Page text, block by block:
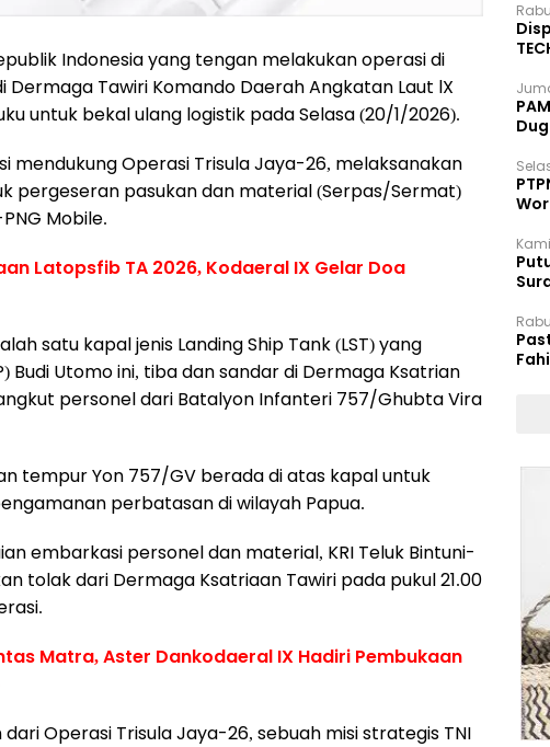
Indonesia yang tengan melakukan operasi di
Tawiri Komando Daerah Angkatan Laut lX
untuk bekal ulang logistik pada Selasa (20/1/2026).
mendukung Operasi Trisula Jaya-26, melaksanakan
pergeseran pasukan dan material (Serpas/Sermat)
Mobile.
Latopsfib TA 2026, Kodaeral IX Gelar Doa
satu kapal jenis Landing Ship Tank (LST) yang
Budi Utomo ini, tiba dan sandar di Dermaga Ksatrian
personel dari Batalyon Infanteri 757/Ghubta Vira
tempur Yon 757/GV berada di atas kapal untuk
perbatasan di wilayah Papua.
embarkasi personel dan material, KRI Teluk Bintuni-
tolak dari Dermaga Ksatriaan Tawiri pada pukul 21.00
Matra, Aster Dankodaeral IX Hadiri Pembukaan
Operasi Trisula Jaya-26, sebuah misi strategis TNI